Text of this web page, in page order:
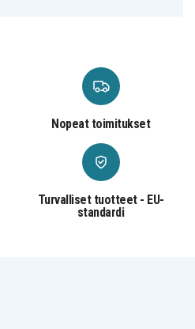
Nopeat toimitukset
Turvalliset tuotteet - EU-
standardi